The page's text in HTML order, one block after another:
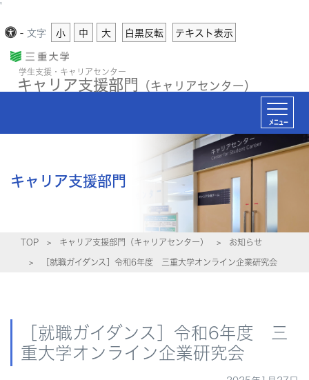
'
- 文字 小 中 大 白黒反転 テキスト表示
学生支援・キャリアセンター
キャリア支援部門 （キャリアセンター）
メニュー
キャリア支援部門
TOP キャリア支援部門（キャリアセンター） お知らせ
［就職ガイダンス］令和6年度 三重大学オンライン企業研究会
［就職ガイダンス］令和6年度 三
重大学オンライン企業研究会